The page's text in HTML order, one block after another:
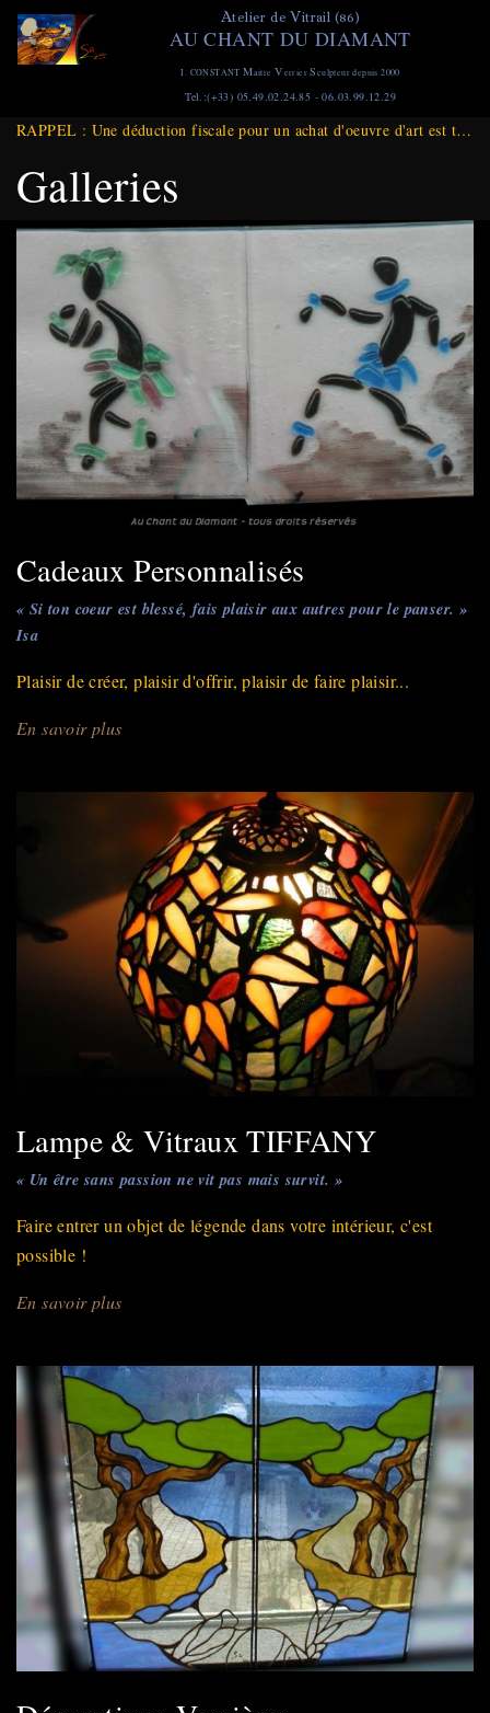
Aller
au
contenu
principal
Atelier de Vitrail (86)
AU CHANT DU DIAMANT
I. CONSTANTMaitreV errierS culpteur depuis 2000
Tel.:(+33) 05.49.02.24.85 - 06.03.99.12.29
RAPPEL : Une déduction fiscale pour un achat d'oeuvre d'art est toujours d'actualité et ce jusqu'à Fin DECEMBRE 2025
Galleries
Cadeaux Personnalisés
« Si ton coeur est blessé, fais plaisir aux autres pour le panser. »
Isa
Plaisir de créer, plaisir d'offrir, plaisir de faire plaisir...
En savoir plus
Personnalisés
Lampe & Vitraux TIFFANY
« Un être sans passion ne vit pas mais survit. »
Faire entrer un objet de légende dans votre intérieur, c'est
possible !
En savoir plus
&
Vitraux
TIFFANY